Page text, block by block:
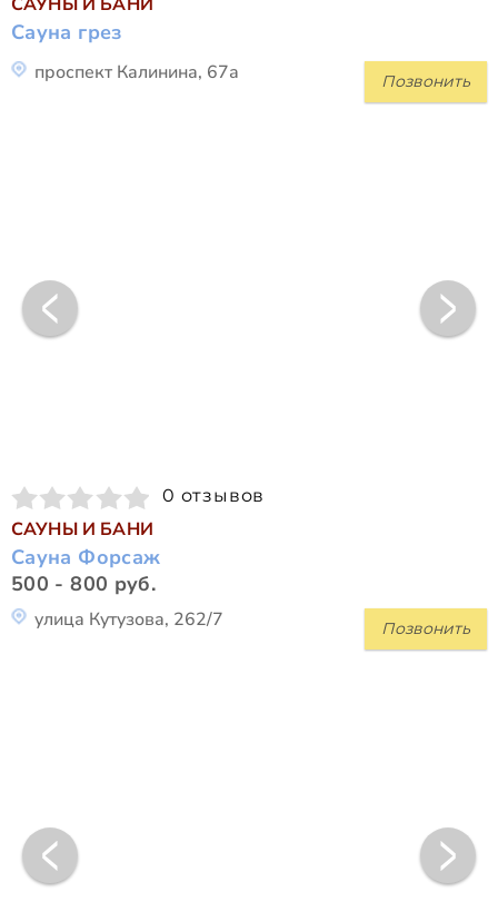
Сауна грез
Позвонить
проспект Калинина, 67а
0 отзывов
САУНЫ И БАНИ
Сауна Форсаж
500 - 800 руб.
Позвонить
улица Кутузова, 262/7